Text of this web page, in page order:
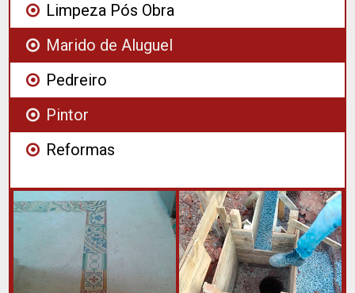
Limpeza Pós Obra
Marido de Aluguel
Pedreiro
Pintor
Reformas